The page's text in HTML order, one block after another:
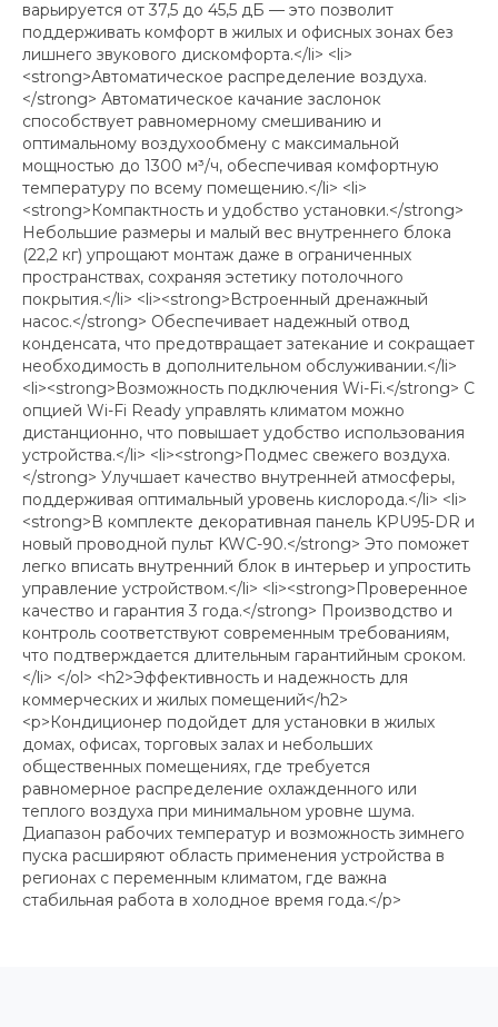
варьируется от 37,5 до 45,5 дБ — это позволит
поддерживать комфорт в жилых и офисных зонах без
лишнего звукового дискомфорта.</li> <li>
<strong>Автоматическое распределение воздуха.
</strong> Автоматическое качание заслонок
способствует равномерному смешиванию и
оптимальному воздухообмену с максимальной
мощностью до 1300 м³/ч, обеспечивая комфортную
температуру по всему помещению.</li> <li>
<strong>Компактность и удобство установки.</strong>
Небольшие размеры и малый вес внутреннего блока
(22,2 кг) упрощают монтаж даже в ограниченных
пространствах, сохраняя эстетику потолочного
покрытия.</li> <li><strong>Встроенный дренажный
насос.</strong> Обеспечивает надежный отвод
конденсата, что предотвращает затекание и сокращает
необходимость в дополнительном обслуживании.</li>
<li><strong>Возможность подключения Wi-Fi.</strong> С
опцией Wi-Fi Ready управлять климатом можно
дистанционно, что повышает удобство использования
устройства.</li> <li><strong>Подмес свежего воздуха.
</strong> Улучшает качество внутренней атмосферы,
поддерживая оптимальный уровень кислорода.</li> <li>
<strong>В комплекте декоративная панель KPU95-DR и
новый проводной пульт KWC-90.</strong> Это поможет
легко вписать внутренний блок в интерьер и упростить
управление устройством.</li> <li><strong>Проверенное
качество и гарантия 3 года.</strong> Производство и
контроль соответствуют современным требованиям,
что подтверждается длительным гарантийным сроком.
</li> </ol> <h2>Эффективность и надежность для
коммерческих и жилых помещений</h2>
<p>Кондиционер подойдет для установки в жилых
домах, офисах, торговых залах и небольших
общественных помещениях, где требуется
равномерное распределение охлажденного или
теплого воздуха при минимальном уровне шума.
Диапазон рабочих температур и возможность зимнего
пуска расширяют область применения устройства в
регионах с переменным климатом, где важна
стабильная работа в холодное время года.</p>